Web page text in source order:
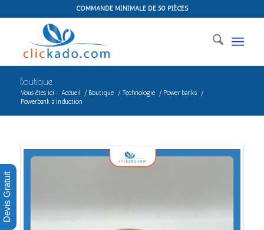
COMMANDE MINIMALE DE 50 PIÈCES
Boutique
Vous êtes ici : Accueil / Boutique / Technologie / Power banks
/
Powerbank à induction
Devis Gratuit